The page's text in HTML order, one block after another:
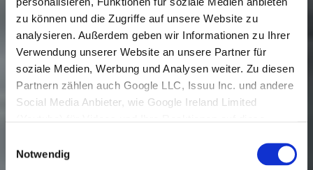
zu können und die Zugriffe auf unsere Website zu
analysieren. Außerdem geben wir Informationen zu Ihrer
Verwendung unserer Website an unsere Partner für
soziale Medien, Werbung und Analysen weiter. Zu diesen
Partnern zählen auch Google LLC, Issuu Inc. und andere
Social Media Anbieter, wie Google Ireland Limited
Datenverarbeitungen vornehmen.
Notwendig